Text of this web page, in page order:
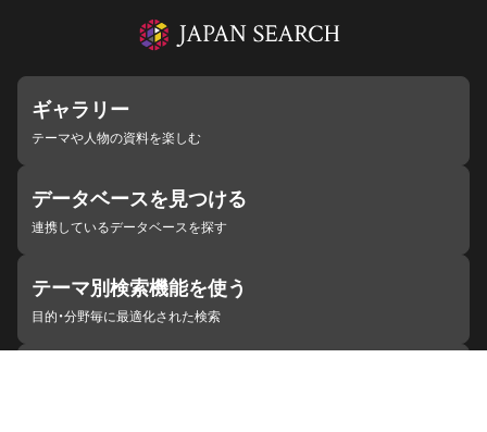
ギャラリー
テーマや人物の資料を楽しむ
データベースを見つける
連携しているデータベースを探す
テーマ別検索機能を使う
目的・分野毎に最適化された検索